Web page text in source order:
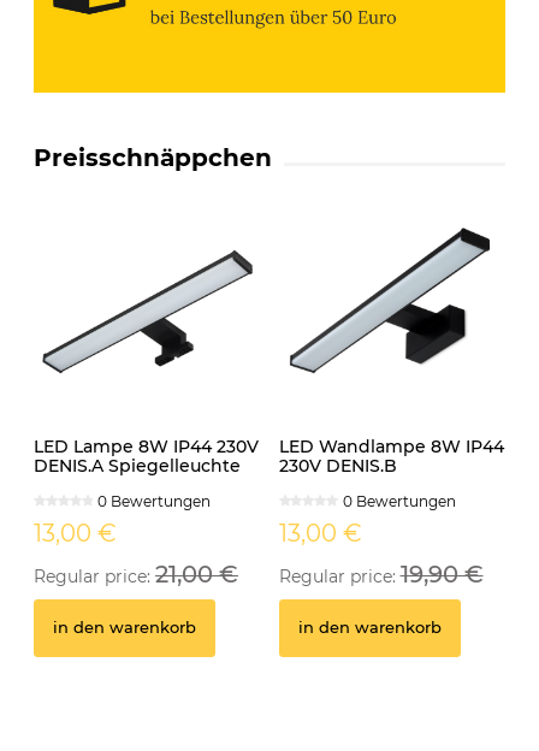
Preisschnäppchen
LED Lampe 8W IP44 230V
DENIS.A Spiegelleuchte
0 Bewertungen
13,00 €
Regular price: 21,00 €
in den warenkorb
LED Wandlampe 8W IP44
230V DENIS.B
0 Bewertungen
13,00 €
Regular price:19,90 €
in den warenkorb